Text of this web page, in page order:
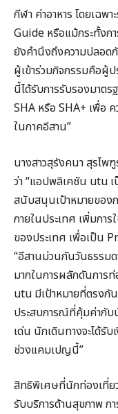
กีฬา ค่าอาหาร โดยเฉพ
Guide หรือแม้กระทั้งก
ยังคำนึงถึงความปลอด
ผู้เข้าร่วมกิจกรรมคือผู้
นี้ได้รับการรับรองมาต
SHA หรือ SHA+ เพื่อ
ในภาคอีสาน”
นางสาวสุรังคนา สุรไพ
ว่า “แอปพลิเคชัน utu
สนับสนุนเป้าหมายของ
ภายในประเทศ เพิ่มการ
ของประเทศ เพื่อเป็น
“อีสานม่วนกันวันธรรม
มากในการผลักดันการท่
utu มีเป้าหมายที่ตรงกั
ประสบการณ์ที่คุ้มค่ากับ
เด่น นักเดินทางจะได้รั
ช่วงแคมเปญนี้”
สิทธิพิเศษที่นักท่องเที่ย
รับบริการด้านสุขภาพ ก